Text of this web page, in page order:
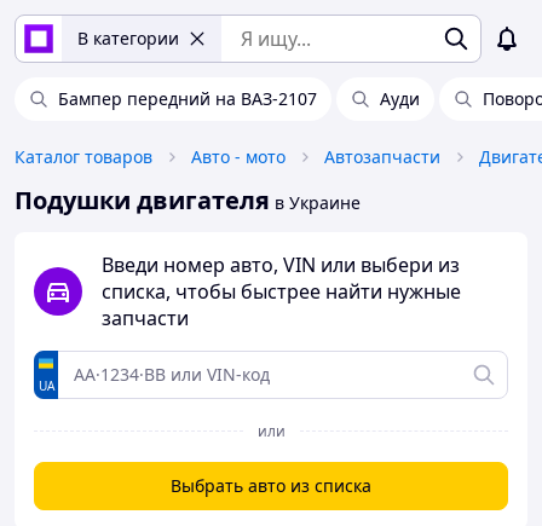
В категории
Бампер передний на ВАЗ-2107 Ауди
Каталог товаров Авто - мото Автозапчасти
Подушки двигателя в Украине
Введи номер авто, VIN или выбери из
списка, чтобы быстрее найти нужные
запчасти
UA
или
Выбрать авто из списка